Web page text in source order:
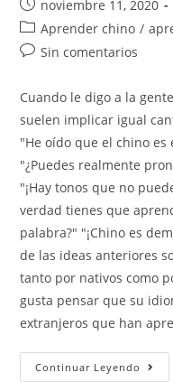
Publicación
de
la
entrada:
noviembre 11, 2020
Categoría
de
Aprender chino /
Comentarios
entrada:
Sin comentarios
Cuando le digo a la
suelen implicar igual
"He oído que el chino
"¿Puedes realmente
"¡Hay tonos que no
verdad tienes que
palabra?" "¡Chino es
de las ideas anteriores
tanto por nativos como
gusta pensar que su
extranjeros que han
Continuar Leyendo